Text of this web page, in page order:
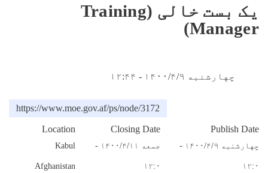
یک بست خالی (training
Manager)
چهارشنبه ۱۴۰۰/۴/۹ - ۱۲:۴۴
https://www.moe.gov.af/ps/node/3172
Publish Date
چهارشنبه ۱۴۰۰/۴/۹ -
۱۲:۰
Closing Date
جمعه ۱۴۰۰/۴/۱۱ -
۱۲:۰
Location
Kabul
Afghanistan